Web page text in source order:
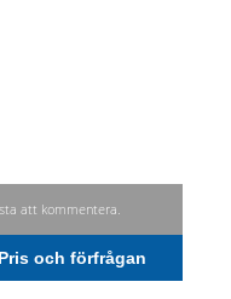
att kommentera.
Pris och förfrågan